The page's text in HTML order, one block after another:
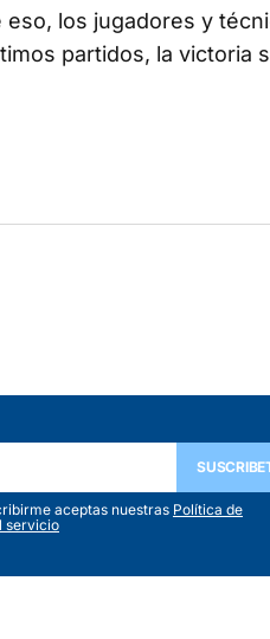
los jugadores y
partidos, la victoria
aceptas nuestras Política de
servicio